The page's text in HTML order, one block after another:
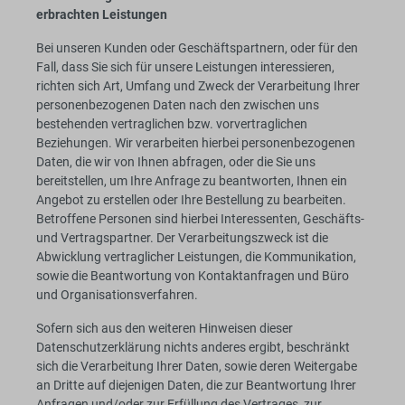
erbrachten Leistungen
Bei unseren Kunden oder Geschäftspartnern, oder für den
Fall, dass Sie sich für unsere Leistungen interessieren,
richten sich Art, Umfang und Zweck der Verarbeitung Ihrer
personenbezogenen Daten nach den zwischen uns
bestehenden vertraglichen bzw. vorvertraglichen
Beziehungen. Wir verarbeiten hierbei personenbezogenen
Daten, die wir von Ihnen abfragen, oder die Sie uns
bereitstellen, um Ihre Anfrage zu beantworten, Ihnen ein
Angebot zu erstellen oder Ihre Bestellung zu bearbeiten.
Betroffene Personen sind hierbei Interessenten, Geschäfts-
und Vertragspartner. Der Verarbeitungszweck ist die
Abwicklung vertraglicher Leistungen, die Kommunikation,
sowie die Beantwortung von Kontaktanfragen und Büro
und Organisationsverfahren.
Sofern sich aus den weiteren Hinweisen dieser
Datenschutzerklärung nichts anderes ergibt, beschränkt
sich die Verarbeitung Ihrer Daten, sowie deren Weitergabe
an Dritte auf diejenigen Daten, die zur Beantwortung Ihrer